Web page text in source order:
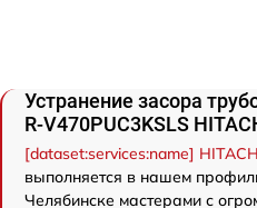
Устранение засора
R-V470PUC3KSLS
[dataset:services:name]
выполняется в нашем
Челябинске мастерами с